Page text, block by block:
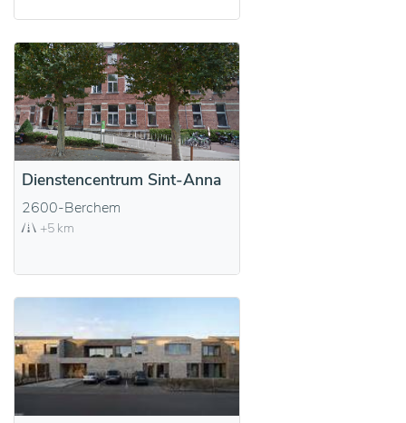
Dienstencentrum Sint-Anna
2600-Berchem
+5 km